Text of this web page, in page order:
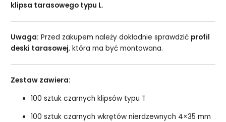
klipsa tarasowego typu L.
Uwaga: Przed zakupem należy dokładnie sprawdzić profil
deski tarasowej, która ma być montowana.
Zestaw zawiera:
100 sztuk czarnych klipsów typu T
100 sztuk czarnych wkrętów nierdzewnych 4×35 mm